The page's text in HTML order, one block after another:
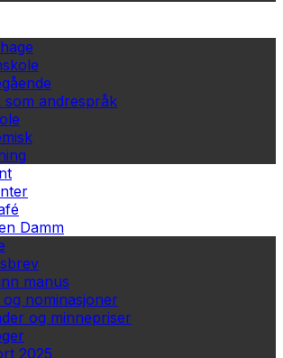
som andrespråk
Damm
manus
og nominasjoner
og minnepriser
2025